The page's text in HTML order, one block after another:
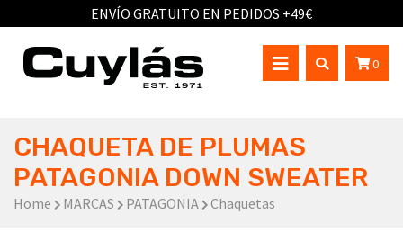
ENVÍO GRATUITO EN PEDIDOS +49€
0
CHAQUETA DE PLUMAS
PATAGONIA DOWN SWEATER
Home MARCAS PATAGONIA Chaquetas